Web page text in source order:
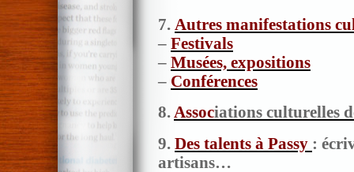
7. Autres manifestations
– Festivals
– Musées, expositions
– Conférences
8. Associations culturelles
9. Des talents à Passy :
artisans…